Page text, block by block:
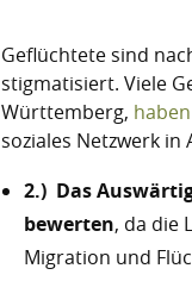
Geflüchtete sind
stigmatisiert. Viele
Württemberg,
soziales Netzwerk
2.) Das
bewerten, da die
Migration und